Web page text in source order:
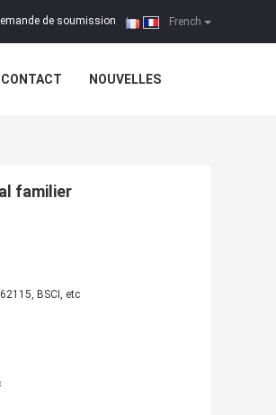
French
de soumission |
CONTACT NOUVELLES
familier
BSCI, etc